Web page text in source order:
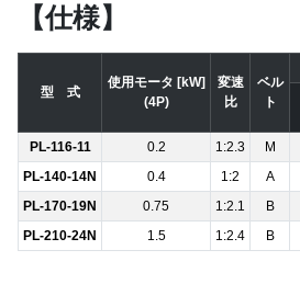
【仕様】
型 式
使用モータ [kW]
(4P)
変速
比
ベル
ト
PL-116-11
0.2 1:2.3 M
PL-140-14N
0.4 1:2 A
PL-170-19N
0.75 1:2.1 B
PL-210-24N
1.5 1:2.4 B